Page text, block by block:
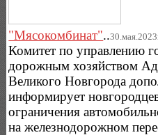
"Мясокомбинат"..
Комитет по управлению
дорожным хозяйством
Великого Новгорода
информирует
ограничения
на железнодорожном